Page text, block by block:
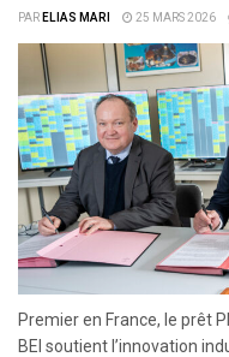
PARELIAS MARI 25 MARS 2026
Premier en France, le prêt
BEI soutient l’innovation